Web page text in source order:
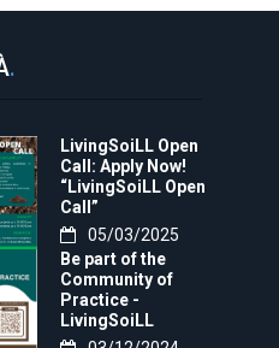
.
LivingSoiLL Open
Call: Apply Now!
“LivingSoiLL Open
Call”
05/03/2025
Be part of the
Community of
Practice -
LivingSoiLL
project